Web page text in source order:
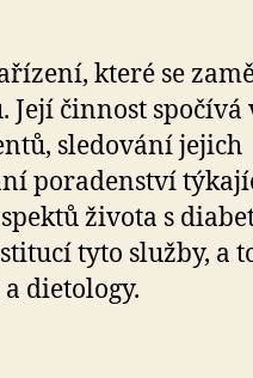
které se
Její činnost spočívá
sledování jejich
poradenství
života s
tyto služby, a
dietology.